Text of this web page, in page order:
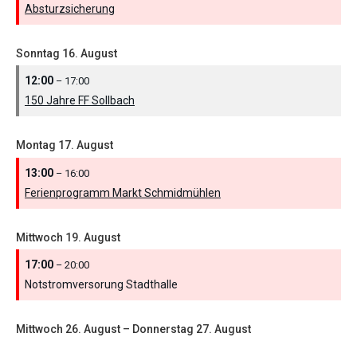
Absturzsicherung
Sonntag 16. August
12:00 – 17:00
150 Jahre FF Sollbach
Montag 17. August
13:00 – 16:00
Ferienprogramm Markt Schmidmühlen
Mittwoch 19. August
17:00 – 20:00
Notstromversorung Stadthalle
Mittwoch 26. August – Donnerstag 27. August